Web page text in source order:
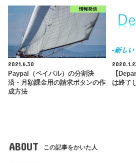
情報発信
2021.6.30
Paypal（ペイパル）の分割決
済・月額課金用の請求ボタンの作
成方法
【
は終了
ABOUT この記事をかいた人